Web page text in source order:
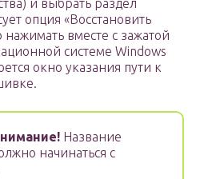
и выбрать раздел
опция «Восстановить
вместе с зажатой
системе Windows
окно указания пути к
Название
начинаться с